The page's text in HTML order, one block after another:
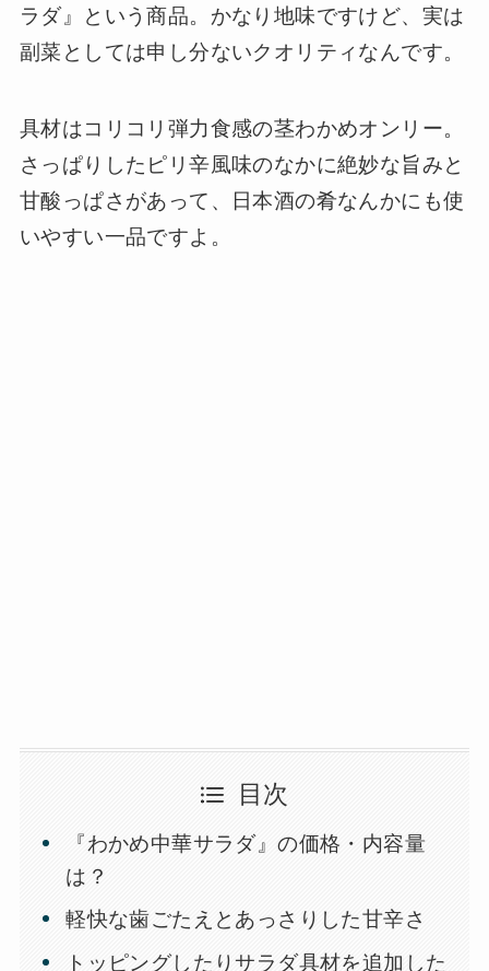
ラダ』という商品。かなり地味ですけど、実は
副菜としては申し分ないクオリティなんです。
具材はコリコリ弾力食感の茎わかめオンリー。
さっぱりしたピリ辛風味のなかに絶妙な旨みと
甘酸っぱさがあって、日本酒の肴なんかにも使
いやすい一品ですよ。
目次
『わかめ中華サラダ』の価格・内容量
は？
軽快な歯ごたえとあっさりした甘辛さ
トッピングしたりサラダ具材を追加した